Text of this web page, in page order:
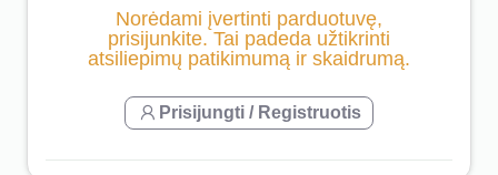
Norėdami įvertinti parduotuvę,
prisijunkite. Tai padeda užtikrinti
atsiliepimų patikimumą ir skaidrumą.
Prisijungti / Registruotis